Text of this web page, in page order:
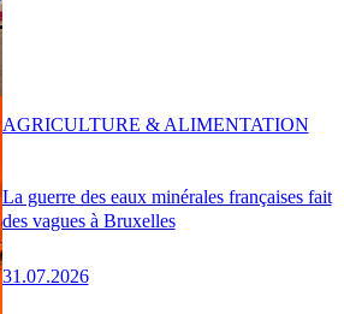
La guerre des eaux minérales françaises fait
des vagues à Bruxelles
31.07.2026
AGRICULTURE & ALIMENTATION